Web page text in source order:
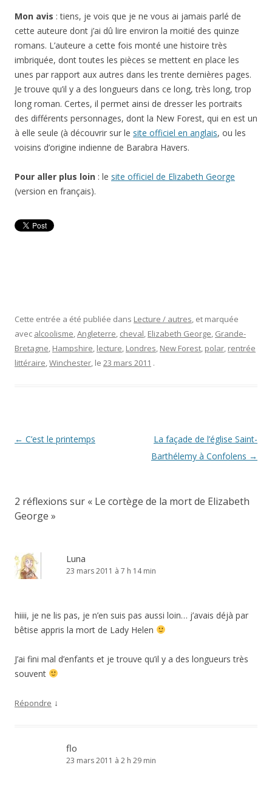
Mon avis : tiens, je vois que je ne vous ai jamais parlé de
cette auteure dont j’ai dû lire environ la moitié des quinze
romans. L’auteure a cette fois monté une histoire très
imbriquée, dont toutes les pièces se mettent en place les
unes par rapport aux autres dans les trente dernières pages.
Je trouve qu’il y a des longueurs dans ce long, très long, trop
long roman. Certes, il permet ainsi de dresser les portraits
des différents personnages, dont la New Forest, qui en est un
à elle seule (à découvrir sur le site officiel en anglais, ou les
voisins d’origine indienne de Barabra Havers.
Pour aller plus loin : le site officiel de Elizabeth George
(version en français).
Cette entrée a été publiée dans Lecture / autres, et marquée
avec alcoolisme,Angleterre, cheval, Elizabeth George, Grande-
Bretagne, Hampshire, lecture, Londres, New Forest, polar, rentrée
littéraire,Winchester, le 23 mars 2011 .
Navigation
← C’est le printemps
La façade de l’église Saint-
Barthélemy à Confolens →
2 réflexions sur « Le cortège de la mort de Elizabeth
George »
Luna
23 mars 2011 à 7 h 14 min
hiiii, je ne lis pas, je n’en suis pas aussi loin… j’avais déjà par
bêtise appris la mort de Lady Helen
J’ai fini mal d’enfants et je trouve qu’il y a des longueurs très
souvent
Répondre ↓
flo
23 mars 2011 à 2 h 29 min